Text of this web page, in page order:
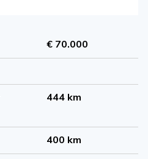
€ 70.000
444 km
400 km